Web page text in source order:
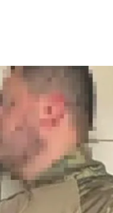
оккупации в репрессиях
города
который
90» в июле 2022
местных жителей